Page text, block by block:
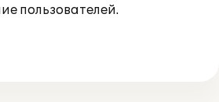
пользователей.